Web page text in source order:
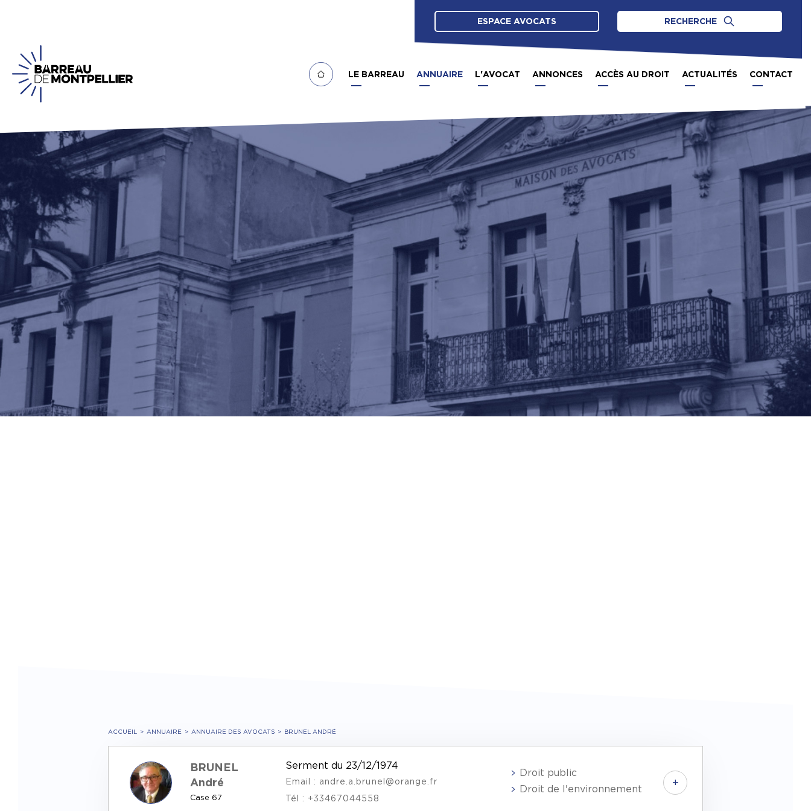
ESPACE AVOCATS RECHERCHE
LE BARREAU ANNUAIRE L'AVOCAT ANNONCES ACCÈS AU DROIT ACTUALITÉS CONTACT
ACCUEIL ANNUAIRE ANNUAIRE DES AVOCATS BRUNEL ANDRÉ
BRUNEL
André
Case 67
Serment du 23/12/1974
Email : andre.a.brunel@orange.fr
Tél : +33467044558
Droit public
Droit de l'environnement
+